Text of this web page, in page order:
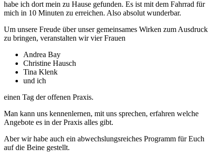
habe ich dort mein zu Hau­se gefun­den. Es ist mit dem Fahr­rad für
mich in 10 Minu­ten zu errei­chen. Also abso­lut wunderbar.
Um unse­re Freu­de über unser gemein­sa­mes Wir­ken zum Aus­druck
zu brin­gen, ver­an­stal­ten wir vier Frauen
Andrea Bay
Chris­ti­ne Hausch
Tina Klenk
und ich
einen Tag der offe­nen Praxis.
Man kann uns ken­nen­ler­nen, mit uns spre­chen, erfah­ren wel­che
Ange­bo­te es in der Pra­xis alles gibt.
Aber wir habe auch ein abwechs­lungs­rei­ches Pro­gramm für Euch
auf die Bei­ne gestellt.